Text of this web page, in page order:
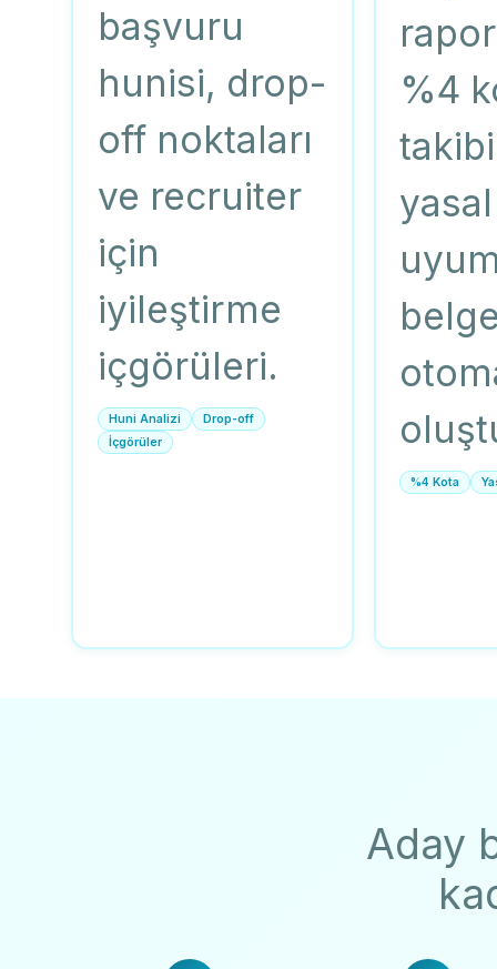
başvuru
hunisi, drop-
off noktaları
ve recruiter
için
iyileştirme
içgörüleri.
Huni Analizi
Drop-off
İçgörüler
%4
yasal
%4 Kota
Aday